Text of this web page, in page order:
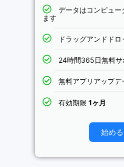
データはコンピュ
ます
ドラッグアンドド
24時間365日無料サ
無料アプリアップデ
有効期限1ヶ月
始める